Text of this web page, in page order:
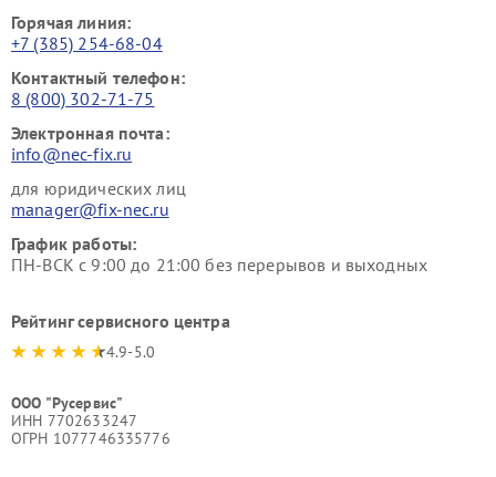
Горячая линия:
+7 (385) 254-68-04
Контактный телефон:
8 (800) 302-71-75
Электронная почта:
info@nec-fix.ru
для юридических лиц
manager@fix-nec.ru
График работы:
ПН-ВСК с 9:00 до 21:00 без перерывов и выходных
Рейтинг сервисного центра
4.9-5.0
ООО "Русервис"
ИНН 7702633247
ОГРН 1077746335776